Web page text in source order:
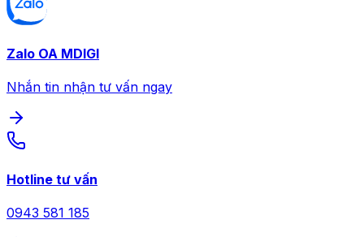
Zalo OA MDIGI
Nhắn tin nhận tư vấn ngay
Hotline tư vấn
0943 581 185